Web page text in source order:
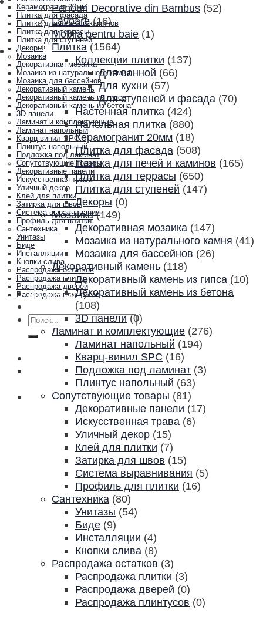
Керамогранит 20мм
Плитка для фасада
Плитка для печей и каминов
Плитка для террасы
Плитка для ступеней
Декоры
Мозаика
Декоративная мозаика
Мозаика из натурального камня
Мозаика для бассейнов
Декоративный камень
Декоративный камень из гипса
Декоративный камень из бетона
3D панели
Ламинат и комплектующие
Ламинат напольный
Кварц-винил SPC
Плинтус напольный
Подложка под ламинат
Сопутствующие товары
Декоративные панели
Искусственная трава
Уличный декор
Клей для плитки
Затирка для швов
Система выравнивания
Профиль для плитки
Сантехника
Унитазы
Биде
Инсталляции
Кнопки слива
Распродажа остатков
Распродажа плитки
Распродажа дверей
Распродажа плинтусов
Акции и скидки
Искать:
Panouri Decorative din Bambus (52)
Lavoare (16)
Mobila pentru baie (1)
Плитка (1564)
Коллекции плитки (137)
Для ванной (66)
Для кухни (57)
Для ступеней и фасада (70)
Настенная плитка (424)
Напольная плитка (880)
Керамогранит 20мм (18)
Плитка для фасада (508)
Плитка для печей и каминов (165)
Плитка для террасы (650)
Плитка для ступеней (147)
Декоры (0)
Мозаика (149)
Декоративная мозаика (147)
Мозаика из натурального камня (41)
Мозаика для бассейнов (26)
Декоративный камень (118)
Декоративный камень из гипса (10)
Декоративный камень из бетона
(108)
3D панели (0)
Ламинат и комплектующие (276)
Ламинат напольный (194)
Кварц-винил SPC (16)
Подложка под ламинат (3)
Плинтус напольный (63)
Сопутствующие товары (81)
Декоративные панели (17)
Искусственная трава (6)
Уличный декор (15)
Клей для плитки (7)
Затирка для швов (15)
Система выравнивания (5)
Профиль для плитки (16)
Сантехника (80)
Унитазы (54)
Биде (9)
Инсталляции (4)
Кнопки слива (8)
Распродажа остатков (3)
Распродажа плитки (3)
Распродажа дверей (0)
Распродажа плинтусов (0)